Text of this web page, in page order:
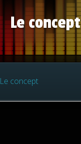
Le concept
Le concept